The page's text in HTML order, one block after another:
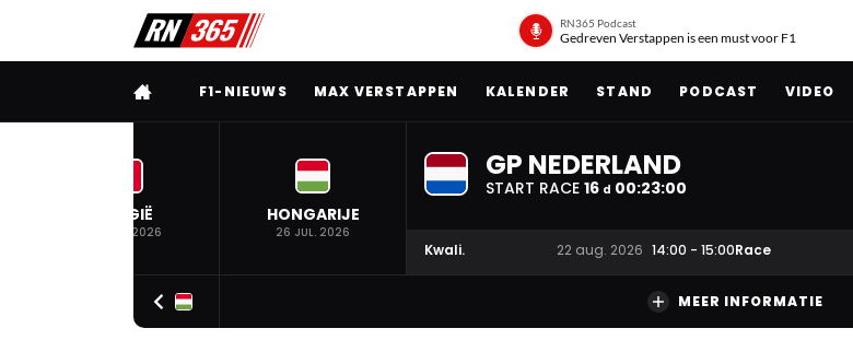
RN365 Podcast
Gedreven Verstappen is een must voor F1
VOLLEDIG MENU
F1-NIEUWS MAX VERSTAPPEN KALENDER STAND PODCAST VIDEO
BELGIË
19 JUL. 2026
HONGARIJE
26 JUL. 2026
GP NEDERLAND
START RACE 16 d 00:22:59
Kwali. 22 aug. 2026 14:00 - 15:00Race
MEER INFORMATIE